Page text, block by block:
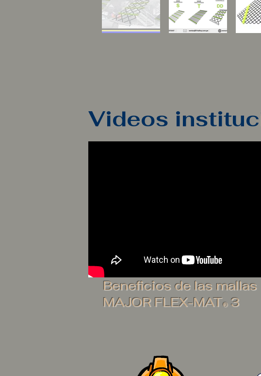
Videos
Beneficios de las mallas
MAJOR FLEX-MAT®3